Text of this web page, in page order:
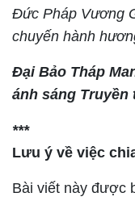
Đức Pháp Vương
chuyến hành
Đại Bảo Tháp
ánh sáng Truyền
***
Lưu ý về việc
Bài viết này được